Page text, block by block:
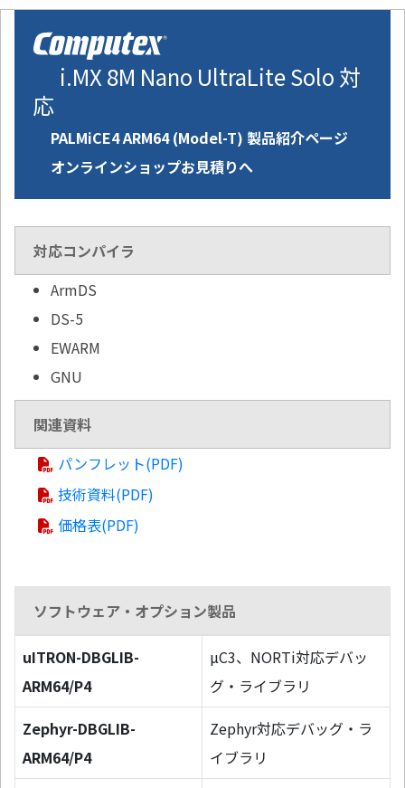
i.MX 8M Nano UltraLite Solo 対
応
PALMiCE4 ARM64 (Model-T) 製品紹介ページ
オンラインショップお見積りへ
対応コンパイラ
ArmDS
DS-5
EWARM
GNU
関連資料
パンフレット(PDF)
技術資料(PDF)
価格表(PDF)
ソフトウェア・オプション製品
uITRON-DBGLIB-
ARM64/P4
µC3、NORTi対応デバッ
グ・ライブラリ
Zephyr-DBGLIB-
ARM64/P4
Zephyr対応デバッグ・ラ
イブラリ